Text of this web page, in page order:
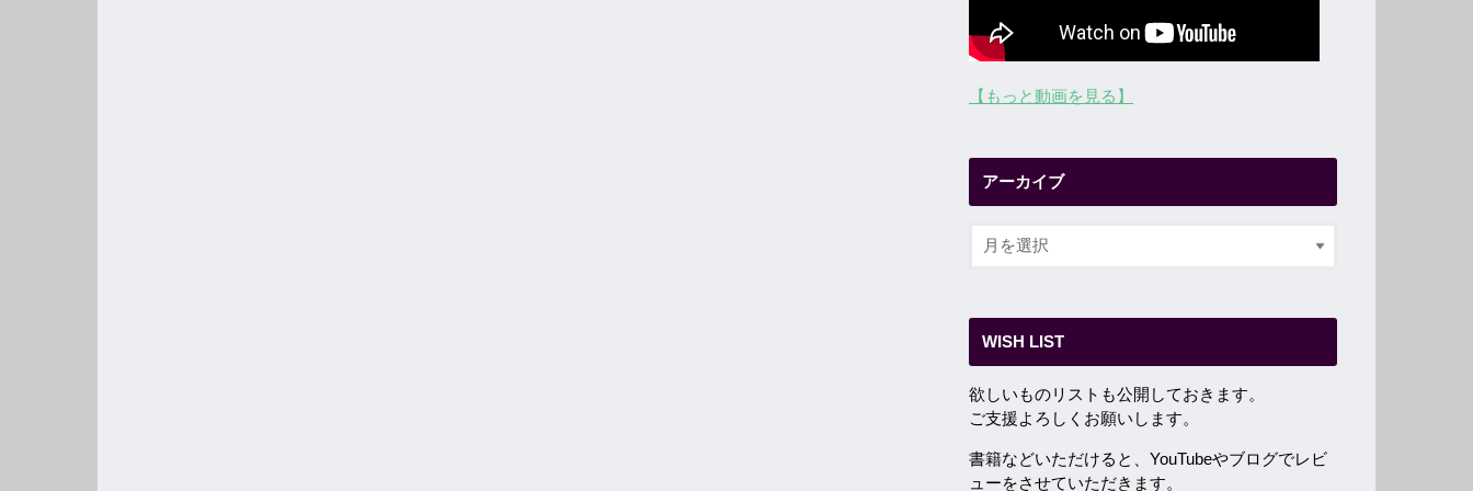
【もっと動画を見る】
アーカイブ
WISH LIST
欲しいものリストも公開しておきます。
ご支援よろしくお願いします。
書籍などいただけると、YouTubeやブログでレビ
ューをさせていただきます。